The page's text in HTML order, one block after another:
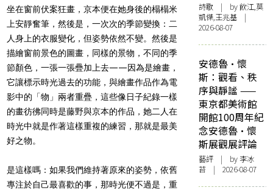
坐在窗前伏案狂畫，京本便在她身後的榻榻米
上安靜奮筆，然後是，一次次的季節變換：二
人身上的衣服變化，但姿勢依然不變。然後是
描繪窗前景色的圖畫，同樣的景物，不同的季
節顏色，一張一張疊加上去——因為是繪畫，
它讓標示時光過去的功能，與繪畫作品作為電
影中的「物」兩者重疊，這些像日子紀錄一樣
的畫彷彿同時是藤野與京本的作品，她二人在
時光中就是作著這樣重複的練習，那就是最美
好之物。
是這樣嗎：如果我們維持著原來的姿勢，依舊
專注於自己最喜歡的事，那時光便不過是，重
詩歌 | by 飲江,莫
凱傑,王兆基 |
2026-08-07
安德魯·懷
斯：觀看、秩
序與靜謐 ——
東京都美術館
開館100周年紀
念安德魯·懷
斯展觀展評論
藝評 | by 李冰
苔 | 2026-08-07